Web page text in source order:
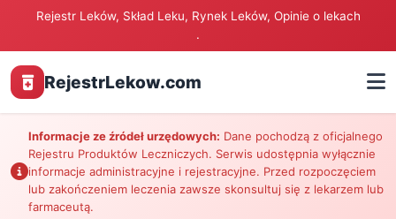
Rejestr Leków, Skład Leku, Rynek Leków, Opinie o lekach
.
RejestrLekow.com
Informacje ze źródeł urzędowych: Dane pochodzą z oficjalnego
Rejestru Produktów Leczniczych. Serwis udostępnia wyłącznie
informacje administracyjne i rejestracyjne. Przed rozpoczęciem
lub zakończeniem leczenia zawsze skonsultuj się z lekarzem lub
farmaceutą.